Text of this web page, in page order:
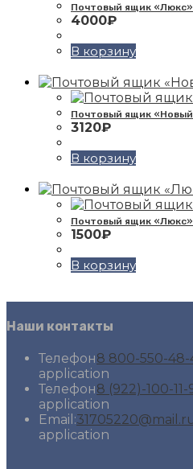
Почтовый ящик
4000₽
В корзину
Почтовый ящик
3120₽
В корзину
Почтовый ящик
1500₽
В корзину
Наши контакты
Телефон8 800-550-48-
application
Телефон8 (922)-100-11-
application
Email:
application